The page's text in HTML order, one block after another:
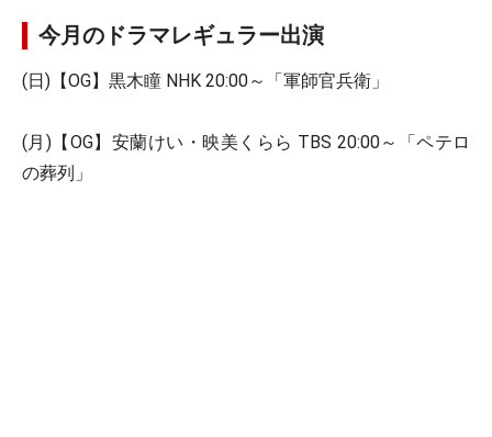
今月のドラマレギュラー出演
(日)【OG】黒木瞳 NHK 20:00～「軍師官兵衛」
(月)【OG】安蘭けい・映美くらら TBS 20:00～「ペテロ
の葬列」